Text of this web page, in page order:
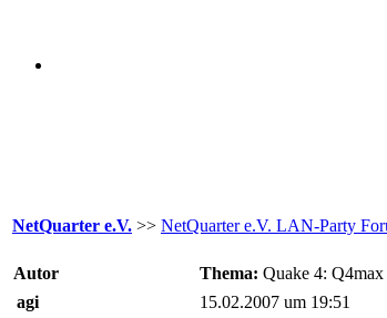
NetQuarter e.V. >> NetQuarter e.V. LAN-Party
Autor Thema: Quake 4:
agi
15.02.2007 um 19:51